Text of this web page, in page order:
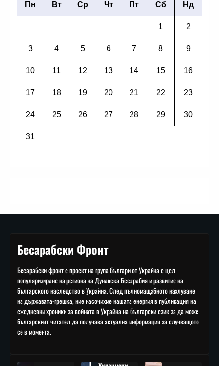
Пн Вт Ср Чт Пт Сб Нд
1 2
3 4 5 6 7 8 9
10 11 12 13 14 15 16
17 18 19 20 21 22 23
24 25 26 27 28 29 30
31
Бесарабски Фронт
Бесарабски фронт е проект на група българи от Украйна с цел
популяризиране на региона на Дунавска Бесарабия и развитие на
българското наследство в Украйна. След пълномащабното нахлуване
на държавата-грешка, ние насочихме нашата енергия в публикация на
ежедневни хроники за войната в Украйна на български език за да може
българският читател да получава актуална информация за случващото
се в момента.